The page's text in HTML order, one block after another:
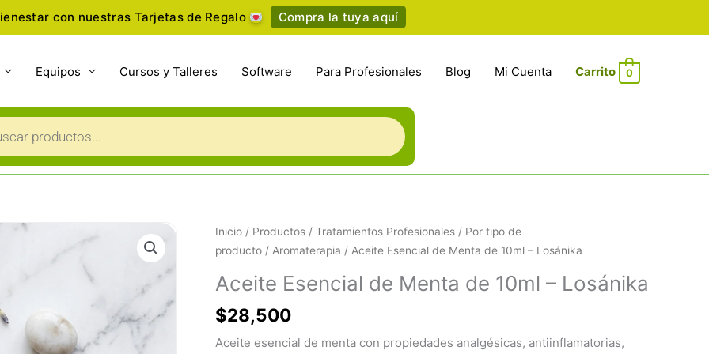
con nuestras Tarjetas de Regalo Compra la tuya aquí
Equipos Cursos y Talleres Software Para Profesionales Blog Mi Cuenta 0
Inicio / Productos / Tratamientos Profesionales / Por tipo de
producto / Aromaterapia / Aceite Esencial de Menta de 10ml – Losánika
Aceite Esencial de Menta de 10ml – Losánika
$28,500
Aceite esencial de menta con propiedades analgésicas, antiinflamatorias,
Aceite
Esencial
Menta
de
10ml
-